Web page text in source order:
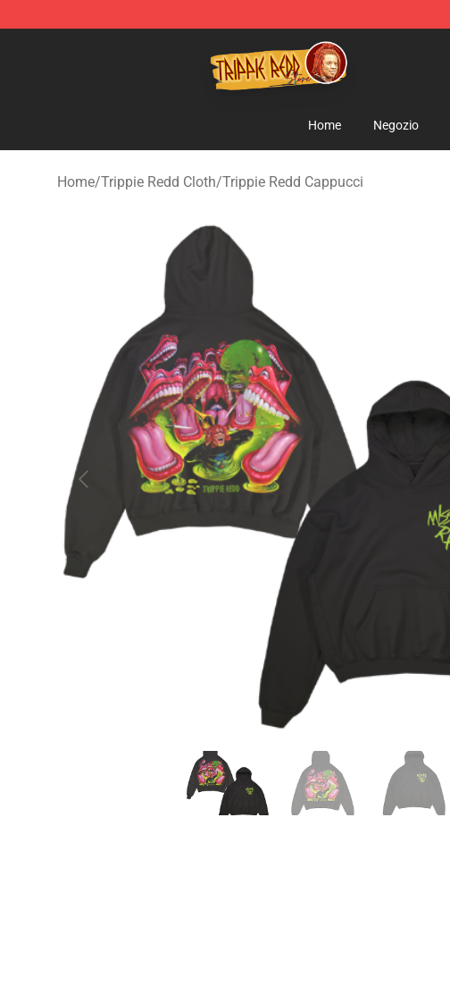
Trippie Redd Store - Official Trippie Redd Merchandise Shop
Home Negozio
Home/Trippie Redd Cloth/Trippie Redd Cappucci